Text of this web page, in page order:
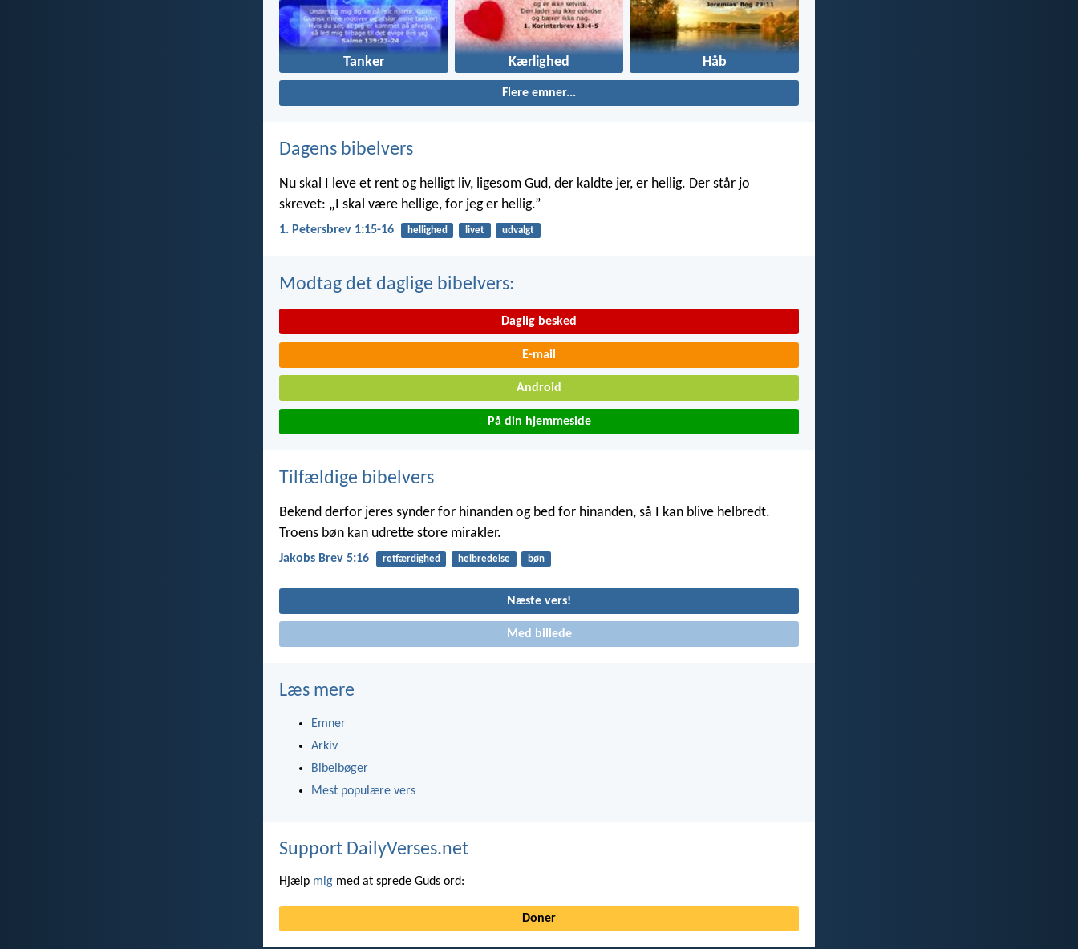
Tanker Kærlighed Håb
Flere emner...
Dagens bibelvers
Nu skal I leve et rent og helligt liv, ligesom Gud, der kaldte jer, er hellig. Der står jo
skrevet: „I skal være hellige, for jeg er hellig.”
1. Petersbrev 1:15-16 hellighed livet udvalgt
Modtag det daglige bibelvers:
Daglig besked
E-mail
Android
På din hjemmeside
Tilfældige bibelvers
Bekend derfor jeres synder for hinanden og bed for hinanden, så I kan blive helbredt.
Troens bøn kan udrette store mirakler.
Jakobs Brev 5:16 retfærdighed helbredelse bøn
Næste vers!
Med billede
Læs mere
Emner
Arkiv
Bibelbøger
Mest populære vers
Support DailyVerses.net
Hjælp mig med at sprede Guds ord:
Doner